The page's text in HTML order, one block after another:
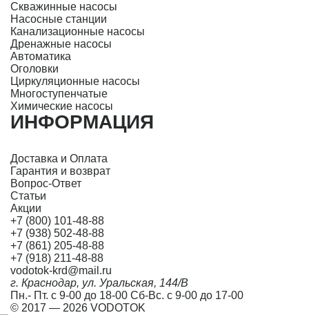
Скважинные насосы
Насосные станции
Канализационные насосы
Дренажные насосы
Автоматика
Оголовки
Циркуляционные насосы
Многоступенчатые
Химические насосы
ИНФОРМАЦИЯ
Доставка и Оплата
Гарантия и возврат
Вопрос-Ответ
Статьи
Акции
+7 (800) 101-48-88
+7 (938) 502-48-88
+7 (861) 205-48-88
+7 (918) 211-48-88
vodotok-krd@mail.ru
г. Краснодар, ул. Уральская, 144/В
Пн.- Пт. с 9-00 до 18-00 Сб-Вс. с 9-00 до 17-00
© 2017 — 2026 VODOTOK